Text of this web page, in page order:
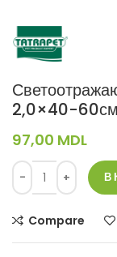
2,0×40-60см
97,00 MDL
В
Compare